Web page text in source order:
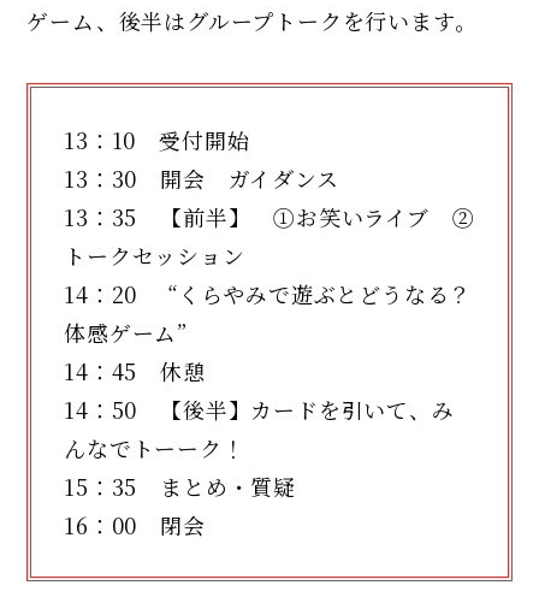
ゲーム、後半はグループトークを行います。
13：10 受付開始
13：30 開会 ガイダンス
13：35 【前半】 ①お笑いライブ ②
トークセッション
14：20 “くらやみで遊ぶとどうなる？
体感ゲーム”
14：45 休憩
14：50 【後半】カードを引いて、み
んなでトーーク！
15：35 まとめ・質疑
16：00 閉会